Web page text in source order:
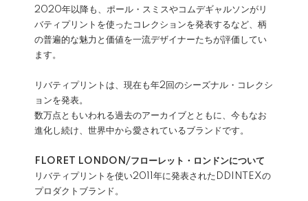
2020年以降も、ポール・スミスやコムデギャルソンがリ
バティプリントを使ったコレクションを発表するなど、柄
の普遍的な魅力と価値を一流デザイナーたちが評価してい
ます。
リバティプリントは、現在も年2回のシーズナル・コレクシ
ョンを発表。
数万点ともいわれる過去のアーカイブとともに、今もなお
進化し続け、世界中から愛されているブランドです。
FLORET LONDON/フローレット・ロンドンについて
リバティプリントを使い2011年に発表されたDDINTEXの
プロダクトブランド。